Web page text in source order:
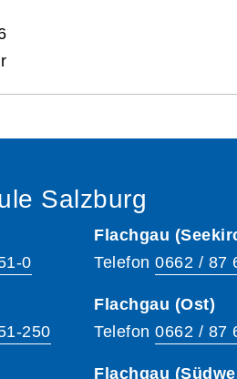
Salzburg
0
250
Flachgau
Telefon 0662 / 87
Flachgau (Ost)
Telefon 0662 / 87
Flachgau